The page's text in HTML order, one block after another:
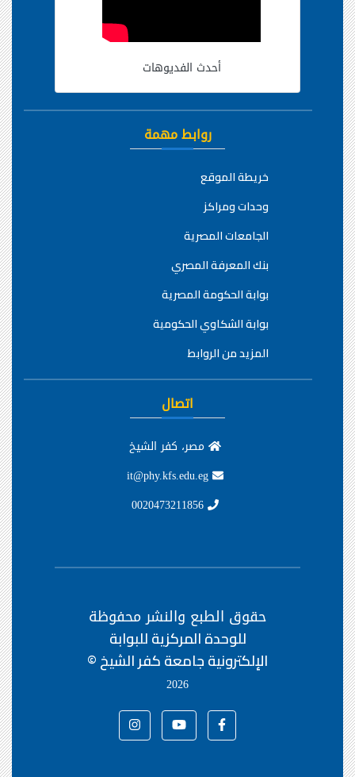
أحدث الفديوهات
روابط مهمة
خريطة الموقع
وحدات ومراكز
الجامعات المصرية
بنك المعرفة المصري
بوابة الحكومة المصرية
بوابة الشكاوي الحكومية
المزيد من الروابط
اتصال
مصر، كفر الشيخ
حقوق الطبع والنشر محفوظة
للوحدة المركزية للبوابة
الإلكترونية جامعة كفر الشيخ ©
2026